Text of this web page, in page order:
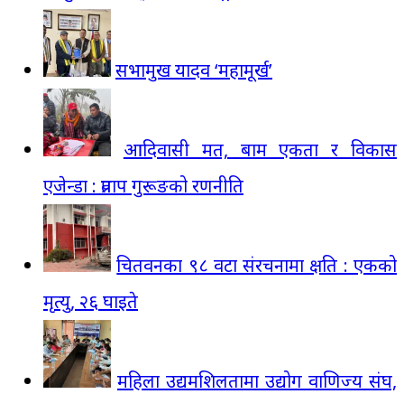
सभामुख यादव ‘महामूर्ख’
आदिवासी मत, बाम एकता र विकास
एजेन्डा : प्रताप गुरूङको रणनीति
चितवनका ९८ वटा संरचनामा क्षति : एकको
मृत्यु, २६ घाइते
महिला उद्यमशिलतामा उद्योग वाणिज्य संघ,